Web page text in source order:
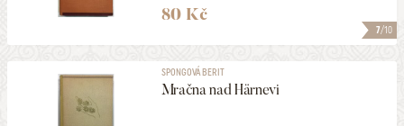
7/10
80 Kč
SPONGOVÁ BERIT
Mračna nad Härnevi